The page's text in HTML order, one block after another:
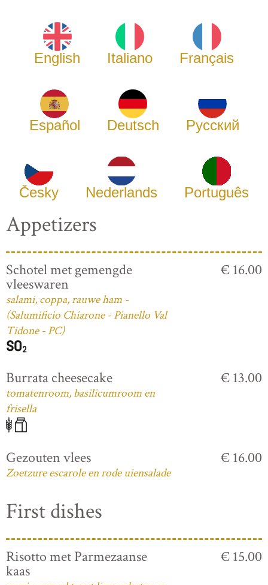
English Italiano Français
Español Deutsch Русский
Česky Nederlands Português
Appetizers
Schotel met gemengde
vleeswaren
salami, coppa, rauwe ham -
(Salumificio Chiarone - Pianello Val
Tidone - PC)
€ 16.00
Burrata cheesecake
tomatenroom, basilicumroom en
frisella
€ 13.00
Gezouten vlees
Zoetzure escarole en rode uiensalade
€ 16.00
First dishes
Risotto met Parmezaanse
kaas
€ 15.00